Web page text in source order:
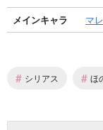
メインキャラ マ
# シリアス # ほ